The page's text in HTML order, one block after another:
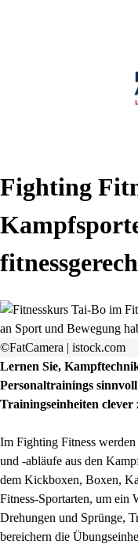
Fighting
©FatCamera | istock.com
Lernen Sie,
Personaltrainings
Trainingseinheiten clever
Im Fighting Fitness
und -abläufe aus den
dem Kickboxen, Boxen,
Fitness-Sportarten, um ein
Drehungen und Sprünge,
bereichern die